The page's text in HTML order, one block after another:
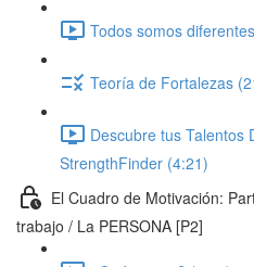
Todos somos
Teoría de Fortalezas
Descubre tus Talentos
StrengthFinder (4:21)
El Cuadro de Motivación:
trabajo / La PERSONA [P2]